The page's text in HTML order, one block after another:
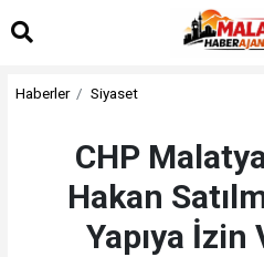
Haberler Siyaset
CHP
Hakan
Yapıya İzin